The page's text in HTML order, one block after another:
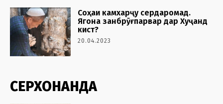
Соҳаи камхарҷу сердаромад.
Ягона занбрӯғпарвар дар Хуҷанд
кист?
20.04.2023
СЕРХОНАНДА